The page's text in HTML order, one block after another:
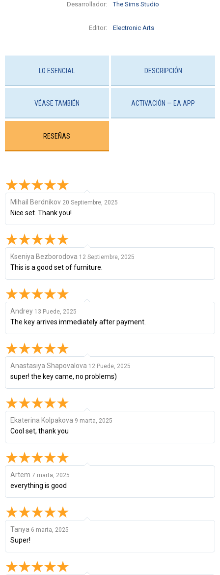
Desarrollador: The Sims Studio
Editor: Electronic Arts
LO ESENCIAL DESCRIPCIÓN
VÉASE TAMBIÉN ACTIVACIÓN — EA APP
RESEÑAS
Mihail Berdnikov 20 Septiembre, 2025
Nice set. Thank you!
Kseniya Bezborodova 12 Septiembre, 2025
This is a good set of furniture.
Andrey 13 Puede, 2025
The key arrives immediately after payment.
Anastasiya Shapovalova 12 Puede, 2025
super! the key came, no problems)
Ekaterina Kolpakova 9 marta, 2025
Cool set, thank you
Artem 7 marta, 2025
everything is good
Tanya 6 marta, 2025
Super!